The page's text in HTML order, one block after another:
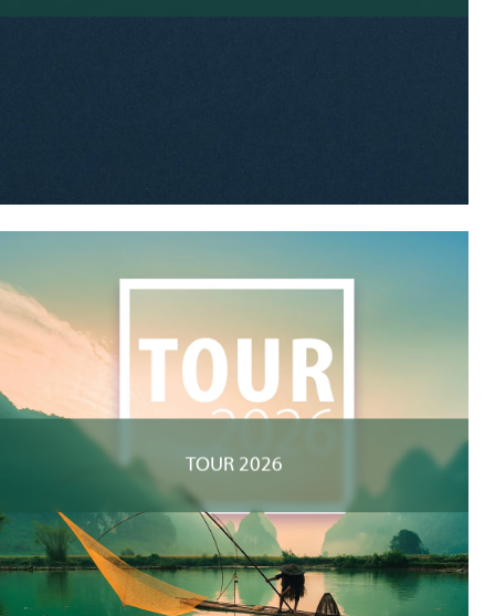
TOUR 2026